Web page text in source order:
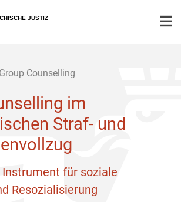
JUSTIZ
Group Counselling
im
Straf- und
für soziale
Resozialisierung